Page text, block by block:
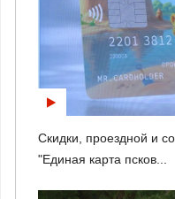
Скидки, проездной и
"Единая карта псков...